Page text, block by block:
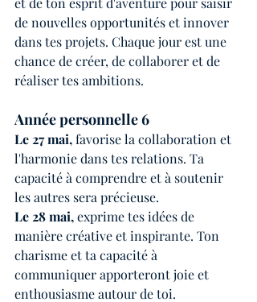
de nouvelles opportunités et innover
dans tes projets. Chaque jour est une
chance de créer, de collaborer et de
réaliser tes ambitions.
Année personnelle 6
Le 27 mai, favorise la collaboration et
l'harmonie dans tes relations. Ta
capacité à comprendre et à soutenir
les autres sera précieuse.
Le 28 mai, exprime tes idées de
manière créative et inspirante. Ton
charisme et ta capacité à
communiquer apporteront joie et
enthousiasme autour de toi.